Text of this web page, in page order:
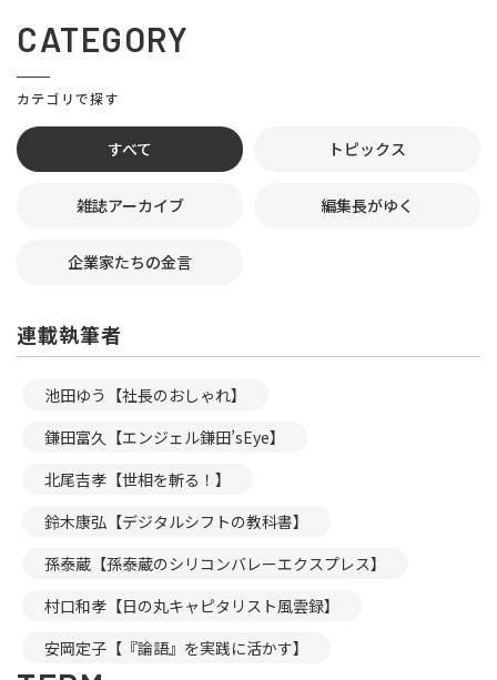
CATEGORY
カテゴリで探す
すべて トピックス
雑誌アーカイブ 編集長がゆく
企業家たちの金言
連載執筆者
池田ゆう【社長のおしゃれ】
鎌田富久【エンジェル鎌田’sEye】
北尾吉孝【世相を斬る！】
鈴木康弘【デジタルシフトの教科書】
孫泰蔵【孫泰蔵のシリコンバレーエクスプレス】
村口和孝【日の丸キャピタリスト風雲録】
安岡定子【『論語』を実践に活かす】